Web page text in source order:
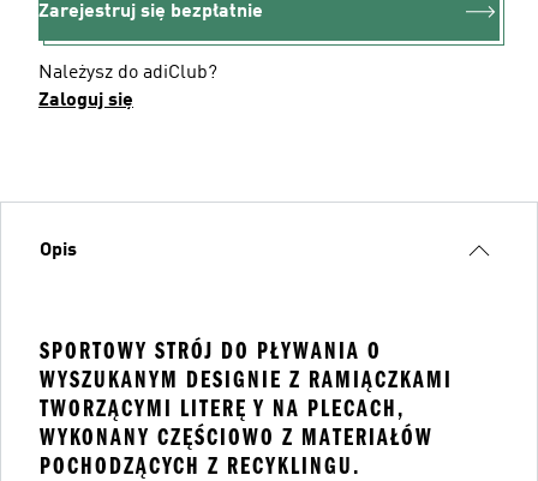
Zarejestruj się bezpłatnie
Należysz do adiClub?
Zaloguj się
Opis
SPORTOWY STRÓJ DO PŁYWANIA O
WYSZUKANYM DESIGNIE Z RAMIĄCZKAMI
TWORZĄCYMI LITERĘ Y NA PLECACH,
WYKONANY CZĘŚCIOWO Z MATERIAŁÓW
POCHODZĄCYCH Z RECYKLINGU.